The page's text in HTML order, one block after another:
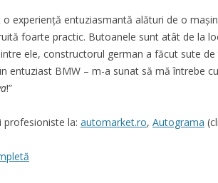
experiență entuziasmantă alături de o
foarte practic. Butoanele sunt atât de la
ele, constructorul german a făcut sute de
entuziast BMW – m-a sunat să mă întrebe
!”
profesioniste la: automarket.ro, Autograma